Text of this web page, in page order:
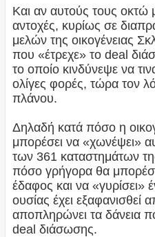
Και αν αυτούς τους οκτώ
αντοχές, κυρίως σε
μελών της οικογένειας
που «έτρεχε» το deal
το οποίο κινδύνεψε να
ολίγες φορές, τώρα τον
πλάνου.
Δηλαδή κατά πόσο η
μπορέσει να «χωνέψει»
των 361 καταστημάτων
πόσο γρήγορα θα
έδαφος και να «γυρίσει»
ουσίας έχει εξαφανισθεί
αποπληρώνει τα δάνεια
deal διάσωσης.